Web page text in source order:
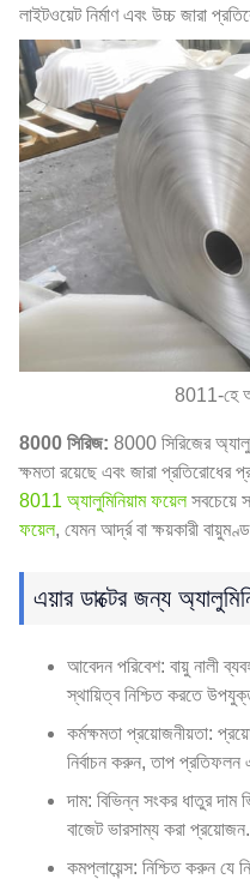
লাইটওয়েট নির্মাণ এবং উচ্চ জারা
8011-হে
8000 সিরিজ: 8000 সিরিজের
ক্ষমতা রয়েছে এবং জারা
8011 অ্যালুমিনিয়াম ফয়েলসবচেয়ে
ফয়েল, যেমন আর্দ্র বা ক্ষয়কারী
এয়ার ডাক্টের জন্য
আবেদন পরিবেশ: বায়ু নালী
স্থায়িত্ব নিশ্চিত করতে
কর্মক্ষমতা প্রয়োজনীয়তা:
নির্বাচন করুন, তাপ প্রতিফলন
দাম: বিভিন্ন সংকর ধাতুর দাম
বাজেট ভারসাম্য করা প্রয়োজন.
কমপ্লায়েন্স: নিশ্চিত করুন যে